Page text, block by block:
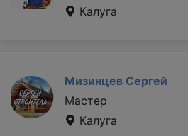
Калуга
Мизинцев Сергей
Мастер
Калуга